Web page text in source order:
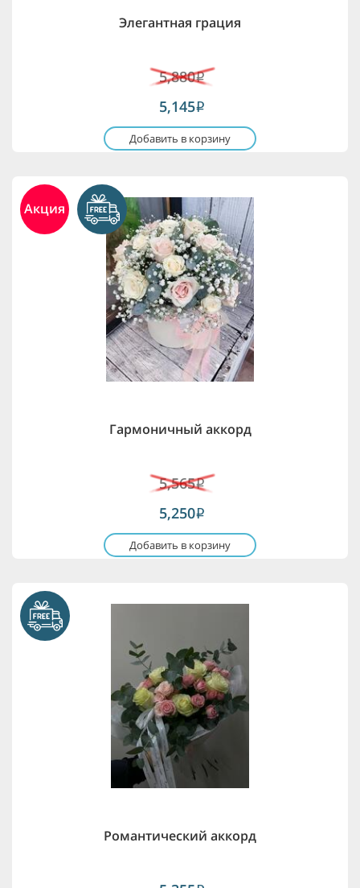
Элегантная грация
5,880i
5,145i
Добавить в корзину
Акция
Гармоничный аккорд
5,565i
5,250i
Добавить в корзину
Романтический аккорд